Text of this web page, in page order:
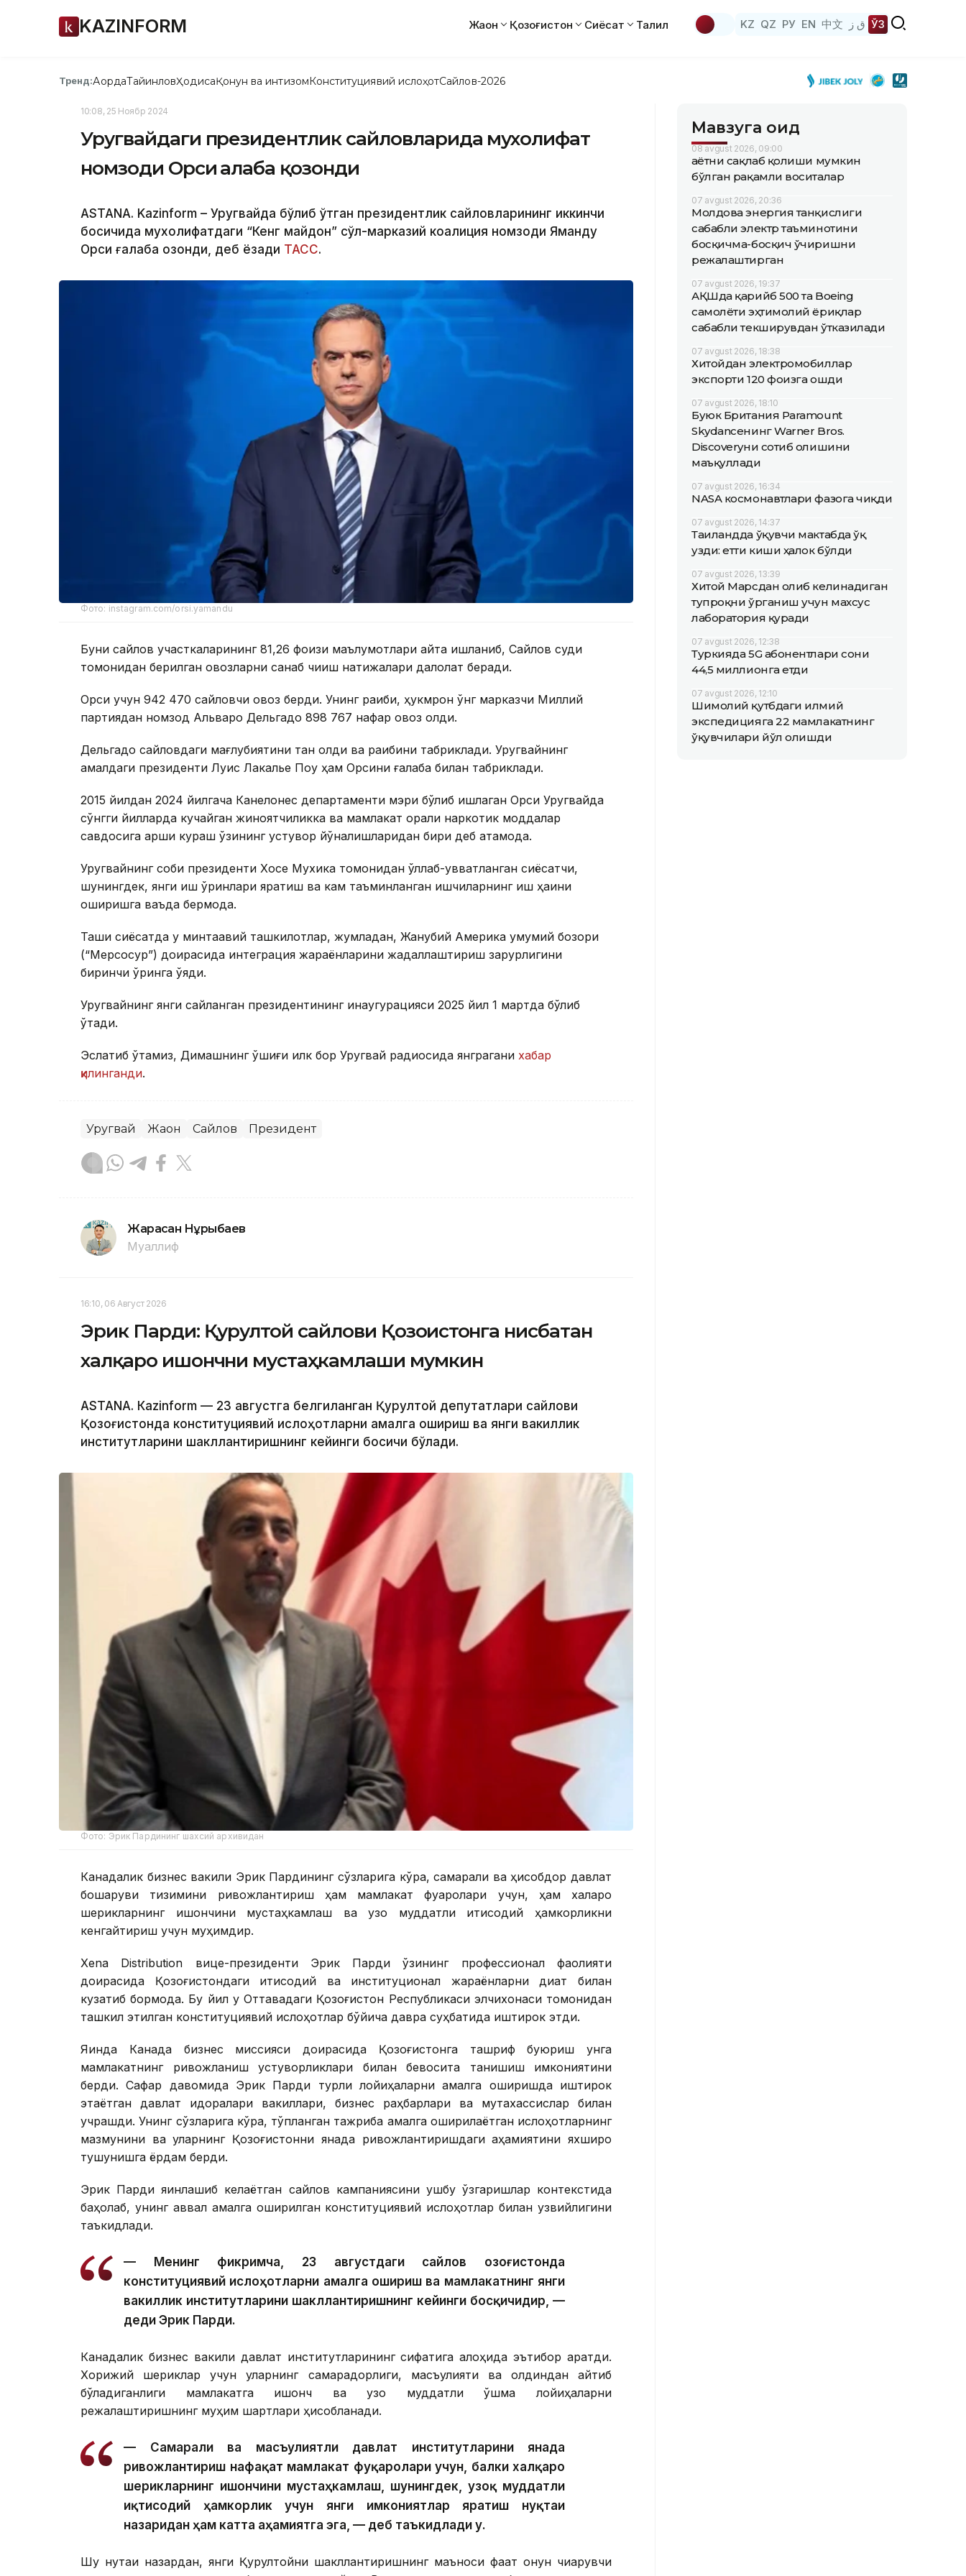
KAZINFORM Жаҳон Қозоғистон Сиёсат Таҳлил KZ QZ РУ EN 中文 ق ز ЎЗ
Тренд:АқордаТайинловҲодисаҚонун ва интизомКонституциявий ислоҳотСайлов-2026
10:08, 25 Ноябр 2024
Уругвайдаги президентлик сайловларида мухолифат
номзоди Орси ғалаба қозонди
ASTANA. Kazinform – Уругвайда бўлиб ўтган президентлик сайловларининг иккинчи
босқичида мухолифатдаги “Кенг майдон” сўл-марказий коалиция номзоди Яманду
Орси ғалаба қозонди, деб ёзади ТАСС.
Фото: instagram.com/orsi.yamandu
Буни сайлов участкаларининг 81,26 фоизи маълумотлари қайта ишланиб, Сайлов суди
томонидан берилган овозларни санаб чиқиш натижалари далолат беради.
Орси учун 942 470 сайловчи овоз берди. Унинг рақиби, ҳукмрон ўнг марказчи Миллий
партиядан номзод Альваро Дельгадо 898 767 нафар овоз олди.
Дельгадо сайловдаги мағлубиятини тан олди ва рақибини табриклади. Уругвайнинг
амалдаги президенти Луис Лакалье Поу ҳам Орсини ғалаба билан табриклади.
2015 йилдан 2024 йилгача Канелонес департаменти мэри бўлиб ишлаган Орси Уругвайда
сўнгги йилларда кучайган жиноятчиликка ва мамлакат орқали наркотик моддалар
савдосига қарши кураш ўзининг устувор йўналишларидан бири деб атамоқда.
Уругвайнинг собиқ президенти Хосе Мухика томонидан қўллаб-қувватланган сиёсатчи,
шунингдек, янги иш ўринлари яратиш ва кам таъминланган ишчиларнинг иш ҳақини
оширишга ваъда бермоқда.
Ташқи сиёсатда у минтақавий ташкилотлар, жумладан, Жанубий Америка умумий бозори
(“Мерcосур”) доирасида интеграция жараёнларини жадаллаштириш зарурлигини
биринчи ўринга қўяди.
Уругвайнинг янги сайланган президентининг инаугурацияси 2025 йил 1 мартда бўлиб
ўтади.
Эслатиб ўтамиз, Димашнинг қўшиғи илк бор Уругвай радиосида янграгани хабар
қилинганди.
Уругвай Жаҳон Сайлов Президент
Жарасқан Нұрыбаев
Муаллиф
16:10, 06 Август 2026
Эрик Парди: Қурултой сайлови Қозоғистонга нисбатан
халқаро ишончни мустаҳкамлаши мумкин
ASTANА. Кazinform — 23 августга белгиланган Қурултой депутатлари сайлови
Қозоғистонда конституциявий ислоҳотларни амалга ошириш ва янги вакиллик
институтларини шакллантиришнинг кейинги босқичи бўлади.
Фото: Эрик Пардининг шахсий архивидан
Канадалик бизнес вакили Эрик Пардининг сўзларига кўра, самарали ва ҳисобдор давлат
бошқаруви тизимини ривожлантириш ҳам мамлакат фуқаролари учун, ҳам халқаро
шерикларнинг ишончини мустаҳкамлаш ва узоқ муддатли иқтисодий ҳамкорликни
кенгайтириш учун муҳимдир.
Xena Distribution вице-президенти Эрик Парди ўзининг профессионал фаолияти
доирасида Қозоғистондаги иқтисодий ва институционал жараёнларни диққат билан
кузатиб бормоқда. Бу йил у Оттавадаги Қозоғистон Республикаси элчихонаси томонидан
ташкил этилган конституциявий ислоҳотлар бўйича давра суҳбатида иштирок этди.
Яқинда Канада бизнес миссияси доирасида Қозоғистонга ташриф буюриш унга
мамлакатнинг ривожланиш устуворликлари билан бевосита танишиш имкониятини
берди. Сафар давомида Эрик Парди турли лойиҳаларни амалга оширишда иштирок
этаётган давлат идоралари вакиллари, бизнес раҳбарлари ва мутахассислар билан
учрашди. Унинг сўзларига кўра, тўпланган тажриба амалга оширилаётган ислоҳотларнинг
мазмунини ва уларнинг Қозоғистонни янада ривожлантиришдаги аҳамиятини яхшироқ
тушунишга ёрдам берди.
Эрик Парди яқинлашиб келаётган сайлов кампаниясини ушбу ўзгаришлар контекстида
баҳолаб, унинг аввал амалга оширилган конституциявий ислоҳотлар билан узвийлигини
таъкидлади.
— Менинг фикримча, 23 августдаги сайлов Қозоғистонда
конституциявий ислоҳотларни амалга ошириш ва мамлакатнинг янги
вакиллик институтларини шакллантиришнинг кейинги босқичидир, —
деди Эрик Парди.
Канадалик бизнес вакили давлат институтларининг сифатига алоҳида эътибор қаратди.
Хорижий шериклар учун уларнинг самарадорлиги, масъулияти ва олдиндан айтиб
бўладиганлиги мамлакатга ишонч ва узоқ муддатли қўшма лойиҳаларни
режалаштиришнинг муҳим шартлари ҳисобланади.
— Самарали ва масъулиятли давлат институтларини янада
ривожлантириш нафақат мамлакат фуқаролари учун, балки халқаро
шерикларнинг ишончини мустаҳкамлаш, шунингдек, узоқ муддатли
иқтисодий ҳамкорлик учун янги имкониятлар яратиш нуқтаи
назаридан ҳам катта аҳамиятга эга, — деб таъкидлади у.
Шу нуқтаи назардан, янги Қурултойни шакллантиришнинг маъноси фақат қонун чиқарувчи
Мавзуга оид
08 avgust 2026, 09:00
Ҳаётни сақлаб қолиши мумкин
бўлган рақамли воситалар
07 avgust 2026, 20:36
Молдова энергия танқислиги
сабабли электр таъминотини
босқичма-босқич ўчиришни
режалаштирган
07 avgust 2026, 19:37
АҚШда қарийб 500 та Boeing
самолёти эҳтимолий ёриқлар
сабабли текширувдан ўтказилади
07 avgust 2026, 18:38
Хитойдан электромобиллар
экспорти 120 фоизга ошди
07 avgust 2026, 18:10
Буюк Британия Paramount
Skydanceнинг Warner Bros.
Discoveryни сотиб олишини
маъқуллади
07 avgust 2026, 16:34
NASA космонавтлари фазога чиқди
07 avgust 2026, 14:37
Таиландда ўқувчи мактабда ўқ
узди: етти киши ҳалок бўлди
07 avgust 2026, 13:39
Хитой Марсдан олиб келинадиган
тупроқни ўрганиш учун махсус
лаборатория қуради
07 avgust 2026, 12:38
Туркияда 5G абонентлари сони
44,5 миллионга етди
07 avgust 2026, 12:10
Шимолий қутбдаги илмий
экспедицияга 22 мамлакатнинг
ўқувчилари йўл олишди